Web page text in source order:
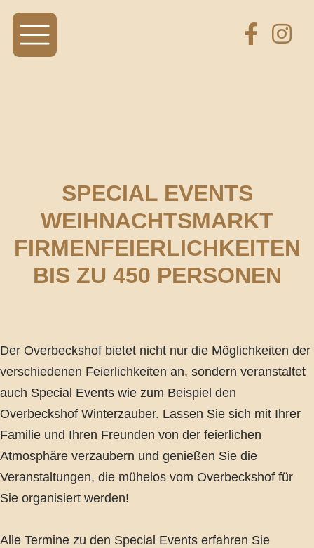
SPECIAL EVENTS
WEIHNACHTSMARKT
FIRMENFEIERLICHKEITEN
BIS ZU 450 PERSONEN
Der Overbeckshof bietet nicht nur die Möglichkeiten der
verschiedenen Feierlichkeiten an, sondern veranstaltet
auch Special Events wie zum Beispiel den
Overbeckshof Winterzauber. Lassen Sie sich mit Ihrer
Familie und Ihren Freunden von der feierlichen
Atmosphäre verzaubern und genießen Sie die
Veranstaltungen, die mühelos vom Overbeckshof für
Sie organisiert werden!
Alle Termine zu den Special Events erfahren Sie